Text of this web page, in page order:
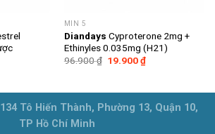
₫.
MIN 5
Diandays Cyproterone 2mg +
Ethinyles 0.035mg (H21)
96.900₫ Giá
19.900₫Giá
hiện
19.900 ₫.
134 Tô Hiến Thành, Phường 13, Quận 10,
TP Hồ Chí Minh